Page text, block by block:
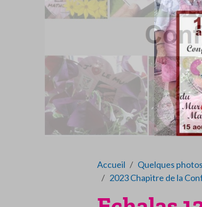
Accueil
Quelques
2023 Chapitre de la